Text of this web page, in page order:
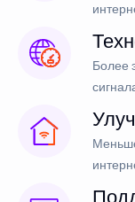
Более